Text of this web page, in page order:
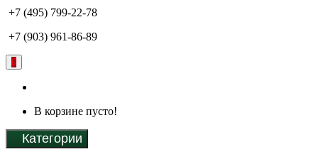
+7 (495) 799-22-78
+7 (903) 961-86-89
0
В корзине пусто!
Категории